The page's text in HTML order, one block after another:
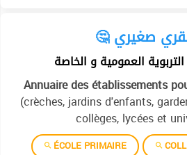
نقري صغيري
العمومية و الخاصة
Annuaire des établissements
(crèches, jardins d'enfants,
collèges, lycées et
ÉCOLE PRIMAIRE